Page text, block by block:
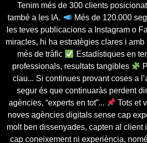
Tenim més de 300 clients
també a les IA.
Més de 120.000
les teves publicacions a Instagram o
miracles, hi ha estratègies clares i amb
més de tràfic
Estadístiques en
professionals, resultats tangibles
clau... Si continues provant coses a
segur és que continuaràs perdent
agències, “experts en tot”...
Tots et
noves agències digitals sense cap
molt ben dissenyades, capten al client
cap coneixement ni experiència,